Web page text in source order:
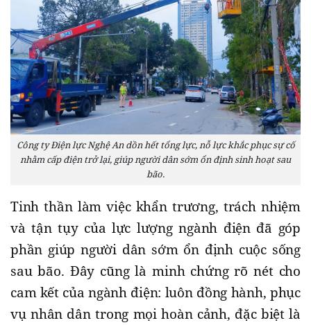
Công ty Điện lực Nghệ An dồn hết tổng lực, nỗ lực khắc phục sự cố
nhằm cấp điện trở lại, giúp người dân sớm ổn định sinh hoạt sau
bão.
Tinh thần làm việc khẩn trương, trách nhiệm
và tận tụy của lực lượng ngành điện đã góp
phần giúp người dân sớm ổn định cuộc sống
sau bão. Đây cũng là minh chứng rõ nét cho
cam kết của ngành điện: luôn đồng hành, phục
vụ nhân dân trong mọi hoàn cảnh, đặc biệt là